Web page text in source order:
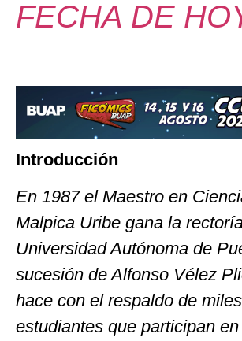
FECHA DE
Introducción
En 1987 el Maestro en
Malpica Uribe gana la
Universidad Autónoma de
sucesión de Alfonso Vélez
hace con el respaldo de
estudiantes que participan